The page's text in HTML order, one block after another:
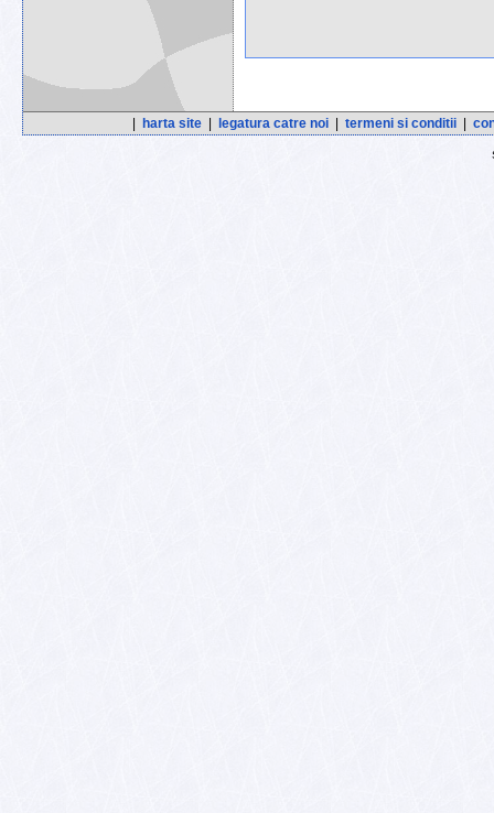
harta site| legatura catre noi| termeni si conditii|